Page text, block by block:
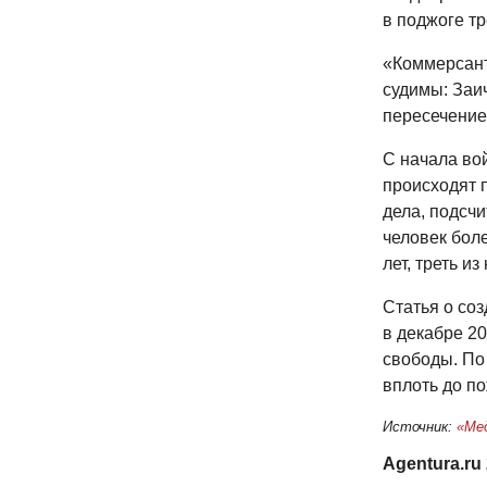
в поджоге
судимы:
С начала
происходят
дела,
человек
лет, треть
Статья о
в декабре
свободы. По
вплоть до
Источник:
Agentura.ru